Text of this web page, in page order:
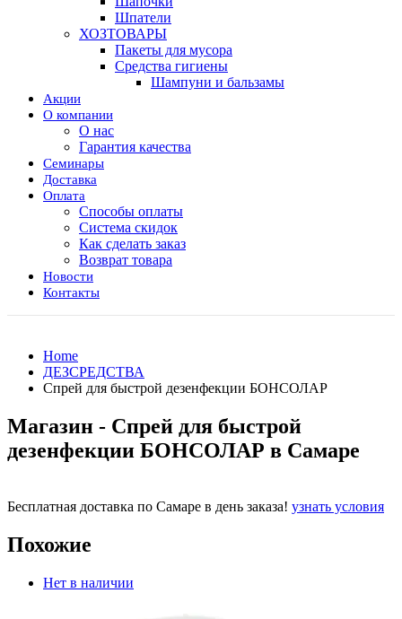
Шпатели
ХОЗТОВАРЫ
Пакеты для мусора
Средства гигиены
Шампуни и бальзамы
Акции
О компании
О нас
Гарантия качества
Семинары
Доставка
Оплата
Способы оплаты
Система скидок
Как сделать заказ
Возврат товара
Новости
Контакты
Home
ДЕЗСРЕДСТВА
Спрей для быстрой дезенфекции БОНСОЛАР
Магазин - Спрей для быстрой
дезенфекции БОНСОЛАР в Самаре
Бесплатная доставка по Самаре в день заказа! узнать условия
Похожие
Нет в наличии